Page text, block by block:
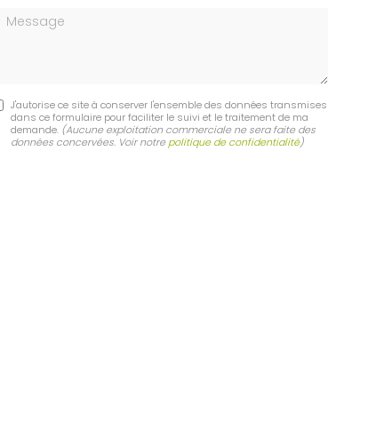
Message
J'autorise ce site à conserver l'ensemble des données transmises
dans ce formulaire pour faciliter le suivi et le traitement de ma
demande. (Aucune exploitation commerciale ne sera faite des
données concervées. Voir notre politique de confidentialité)